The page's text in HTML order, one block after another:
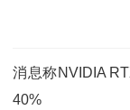
消息称NVIDIA
40%